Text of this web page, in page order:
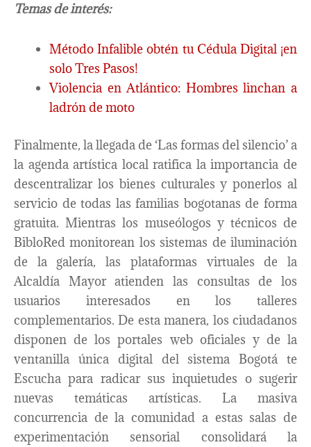
Temas de interés:
Método Infalible obtén tu Cédula Digital ¡en
solo Tres Pasos!
Violencia en Atlántico: Hombres linchan a
ladrón de moto
Finalmente, la llegada de ‘Las formas del silencio’ a
la agenda artística local ratifica la importancia de
descentralizar los bienes culturales y ponerlos al
servicio de todas las familias bogotanas de forma
gratuita. Mientras los museólogos y técnicos de
BibloRed monitorean los sistemas de iluminación
de la galería, las plataformas virtuales de la
Alcaldía Mayor atienden las consultas de los
usuarios interesados en los talleres
complementarios. De esta manera, los ciudadanos
disponen de los portales web oficiales y de la
ventanilla única digital del sistema Bogotá te
Escucha para radicar sus inquietudes o sugerir
nuevas temáticas artísticas. La masiva
concurrencia de la comunidad a estas salas de
experimentación sensorial consolidará la